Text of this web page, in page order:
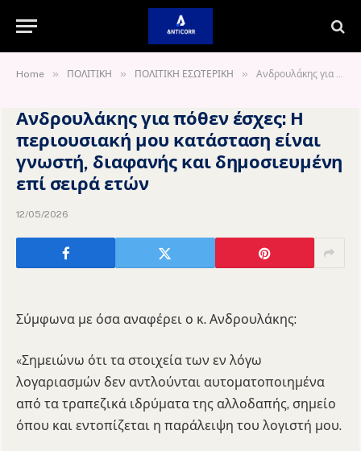
Home » ΠΟΛΙΤΙΚΗ » ΠΟΛΙΤΙΚΗ ΕΣΩΤΕΡΙΚΗ » Ανδρουλάκης για πόθεν έσχες: Η περιουσιακή μου κατάσταση είναι γνωστή, διαφανής και δημοσιευμένη επί σειρά ετών
Ανδρουλάκης για πόθεν έσχες: Η
περιουσιακή μου κατάσταση είναι
γνωστή, διαφανής και δημοσιευμένη
επί σειρά ετών
12/05/2026
Σύμφωνα με όσα αναφέρει ο κ. Ανδρουλάκης:
«Σημειώνω ότι τα στοιχεία των εν λόγω
λογαριασμών δεν αντλούνται αυτοματοποιημένα
από τα τραπεζικά ιδρύματα της αλλοδαπής, σημείο
όπου και εντοπίζεται η παράλειψη του λογιστή μου.